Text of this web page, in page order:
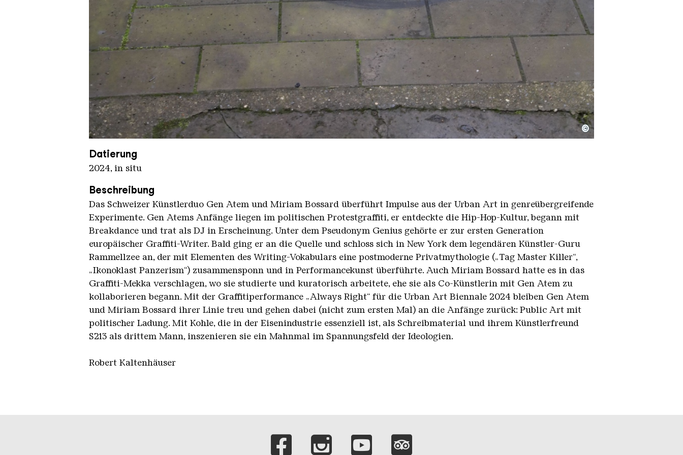
Gen Atem KHV kompr
Copyright: Karl Heinrich Veith
©
Datierung
2024, in situ
Beschreibung
Das Schweizer Künstlerduo Gen Atem und Miriam Bossard überführt Impulse aus der Urban Art in genreübergreifende
Experimente. Gen Atems Anfänge liegen im politischen Protestgraffiti, er entdeckte die Hip-Hop-Kultur, begann mit
Breakdance und trat als DJ in Erscheinung. Unter dem Pseudonym Genius gehörte er zur ersten Generation
europäischer Graffiti-Writer. Bald ging er an die Quelle und schloss sich in New York dem legendären Künstler-Guru
Rammellzee an, der mit Elementen des Writing-Vokabulars eine postmoderne Privatmythologie („Tag Master Killer“,
„Ikonoklast Panzerism“) zusammensponn und in Performancekunst überführte. Auch Miriam Bossard hatte es in das
Graffiti-Mekka verschlagen, wo sie studierte und kuratorisch arbeitete, ehe sie als Co-Künstlerin mit Gen Atem zu
kollaborieren begann. Mit der Graffitiperformance „Always Right“ für die Urban Art Biennale 2024 bleiben Gen Atem
und Miriam Bossard ihrer Linie treu und gehen dabei (nicht zum ersten Mal) an die Anfänge zurück: Public Art mit
politischer Ladung. Mit Kohle, die in der Eisenindustrie essenziell ist, als Schreibmaterial und ihrem Künstlerfreund
S213 als drittem Mann, inszenieren sie ein Mahnmal im Spannungsfeld der Ideologien.
Robert Kaltenhäuser
Verlinkungen zu unseren